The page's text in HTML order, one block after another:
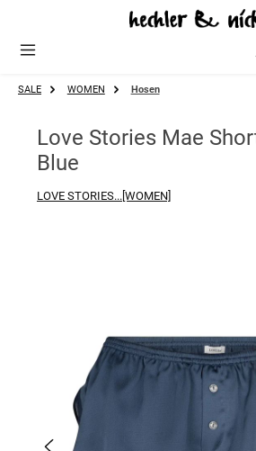
Zum Hauptinhalt springen
SALE WOMEN Hosen
Love Stories Mae
Blue
LOVE STORIES...[WOMEN]